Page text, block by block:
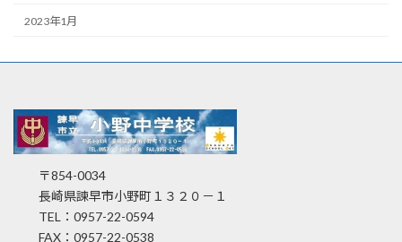
2023年1月
〒854-0034
長崎県諫早市小野町１３２０－１
TEL：0957-22-0594
FAX：0957-22-0538